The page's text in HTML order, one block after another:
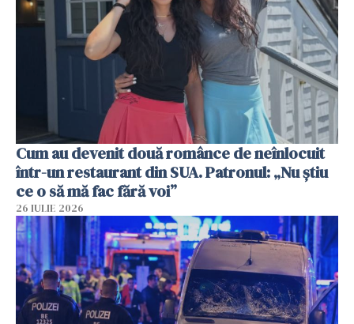
Cum au devenit două românce de neînlocuit
într-un restaurant din SUA. Patronul: „Nu știu
ce o să mă fac fără voi”
26 IULIE 2026